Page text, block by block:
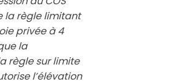
la règle limitant
privée à 4
la
règle sur limite
l’élévation